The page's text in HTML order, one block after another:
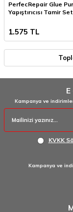
PerfecRepair Glue
Yapıştırıcısı Tamir
1.575 TL
Kampanya ve
KVKK
Kampanya ve